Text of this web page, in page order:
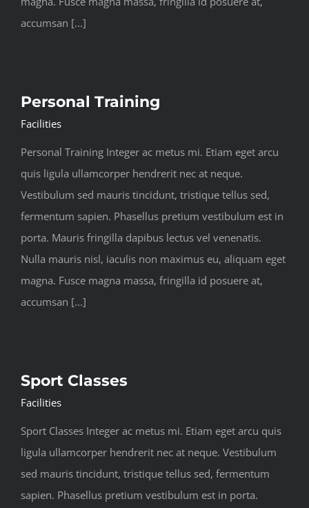
accumsan [...]
Personal Training
Facilities
Personal Training Integer ac metus mi. Etiam eget arcu
quis ligula ullamcorper hendrerit nec at neque.
Vestibulum sed mauris tincidunt, tristique tellus sed,
fermentum sapien. Phasellus pretium vestibulum est in
porta. Mauris fringilla dapibus lectus vel venenatis.
Nulla mauris nisl, iaculis non maximus eu, aliquam eget
magna. Fusce magna massa, fringilla id posuere at,
accumsan [...]
Sport Classes
Facilities
Sport Classes Integer ac metus mi. Etiam eget arcu quis
ligula ullamcorper hendrerit nec at neque. Vestibulum
sed mauris tincidunt, tristique tellus sed, fermentum
sapien. Phasellus pretium vestibulum est in porta.